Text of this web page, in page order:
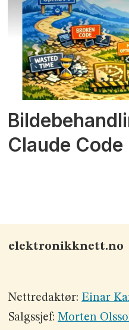
Claude Code
elektronikknett.no
Nettredaktør: Einar
Salgssjef: Morten